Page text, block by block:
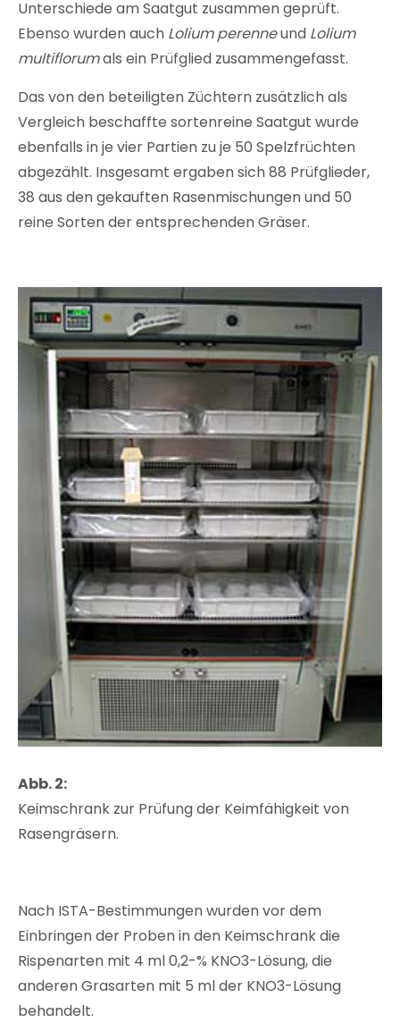
Unterschiede am Saatgut zusammen geprüft.
Ebenso wurden auch Lolium perenneund Lolium
multiflorumals ein Prüfglied zusammengefasst.
Das von den beteiligten Züchtern zusätzlich als
Vergleich beschaffte sortenreine Saatgut wurde
ebenfalls in je vier Partien zu je 50 Spelzfrüchten
abgezählt. Insgesamt ergaben sich 88 Prüfglieder,
38 aus den gekauften Rasenmischungen und 50
reine Sorten der entsprechenden Gräser.
Abb. 2:
Keimschrank zur Prüfung der Keimfähigkeit von
Rasengräsern.
Nach ISTA-Bestimmungen wurden vor dem
Einbringen der Proben in den Keimschrank die
Rispenarten mit 4 ml 0,2-% KNO3-Lösung, die
anderen Grasarten mit 5 ml der KNO3-Lösung
behandelt.